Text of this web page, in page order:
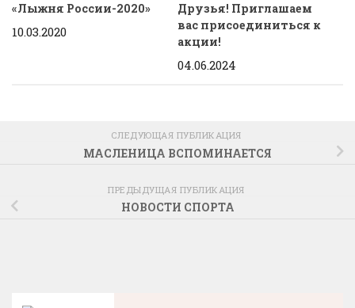
«Лыжня России-2020»
10.03.2020
Друзья! Приглашаем
вас присоединиться к
акции!
04.06.2024
СЛЕДУЮЩАЯ ПУБЛИКАЦИЯ
МАСЛЕНИЦА ВСПОМИНАЕТСЯ
ПРЕДЫДУЩАЯ ПУБЛИКАЦИЯ
НОВОСТИ СПОРТА